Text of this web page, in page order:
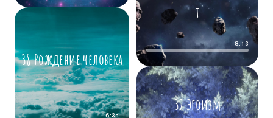
38 Рождение человека
6:31
т
8:13
37 Эгоизм